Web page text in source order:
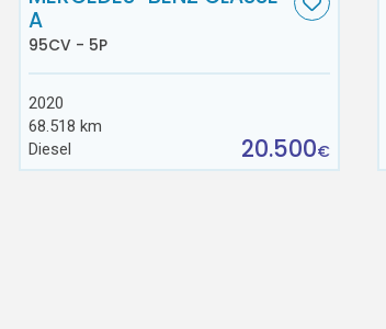
A
95CV - 5P
2020
68.518 km
Diesel
20.500€